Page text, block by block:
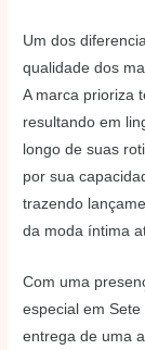
Um dos
qualidade dos
A marca prioriza
resultando em
longo de suas
por sua
trazendo
da moda íntima
Com uma
especial em Sete
entrega de uma